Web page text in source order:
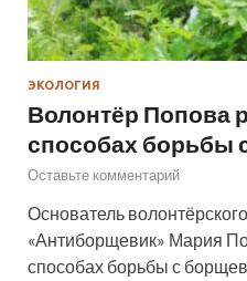
ЭКОЛОГИЯ
Волонтёр Попова
способах борьбы
Оставьте комментарий
Основатель
«Антиборщевик» Мария
способах борьбы с